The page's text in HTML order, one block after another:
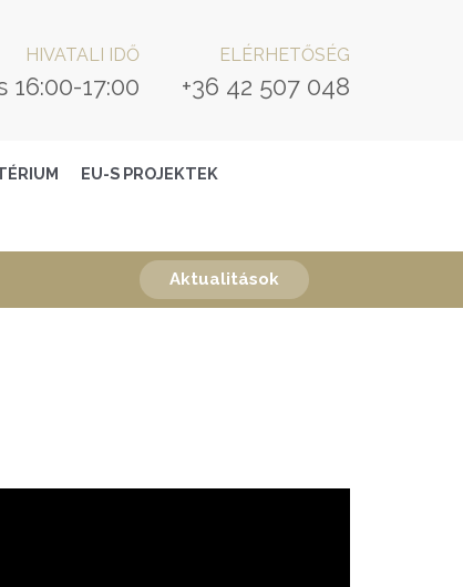
HIVATALI IDŐ
16:00-17:00
ELÉRHETŐSÉG
+36 42 507 048
EU-S PROJEKTEK
Aktualitások